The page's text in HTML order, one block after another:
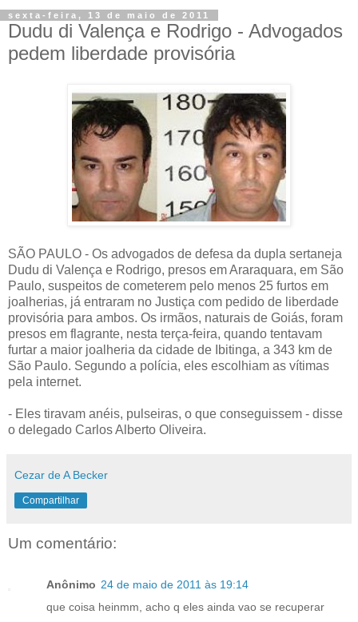
sexta-feira, 13 de maio de 2011
Dudu di Valença e Rodrigo - Advogados
pedem liberdade provisória
SÃO PAULO - Os advogados de defesa da dupla sertaneja
Dudu di Valença e Rodrigo, presos em Araraquara, em São
Paulo, suspeitos de cometerem pelo menos 25 furtos em
joalherias, já entraram no Justiça com pedido de liberdade
provisória para ambos. Os irmãos, naturais de Goiás, foram
presos em flagrante, nesta terça-feira, quando tentavam
furtar a maior joalheria da cidade de Ibitinga, a 343 km de
São Paulo. Segundo a polícia, eles escolhiam as vítimas
pela internet.
- Eles tiravam anéis, pulseiras, o que conseguissem - disse
o delegado Carlos Alberto Oliveira.
Cezar de A Becker
Compartilhar
Um comentário:
Anônimo 24 de maio de 2011 às 19:14
que coisa heinmm, acho q eles ainda vao se recuperar